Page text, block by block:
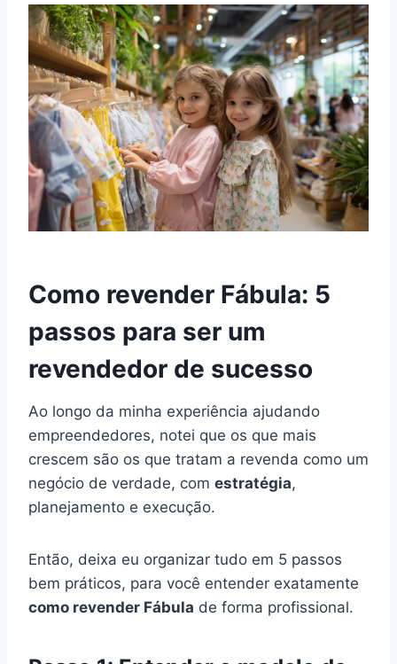
Como revender Fábula: 5
passos para ser um
revendedor de sucesso
Ao longo da minha experiência ajudando
empreendedores, notei que os que mais
crescem são os que tratam a revenda como um
negócio de verdade, com estratégia,
planejamento e execução.
Então, deixa eu organizar tudo em 5 passos
bem práticos, para você entender exatamente
como revender Fábula de forma profissional.